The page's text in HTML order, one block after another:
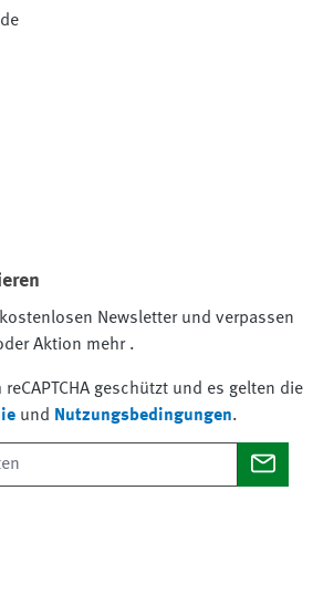
Newsletter und verpassen
Aktion mehr .
geschützt und es gelten die
und Nutzungsbedingungen.